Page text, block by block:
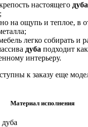
настоящего дуба
на ощупь и теплое, в
легко собирать и
дуба подходит
интерьеру.
к заказу еще
Материал исполнения